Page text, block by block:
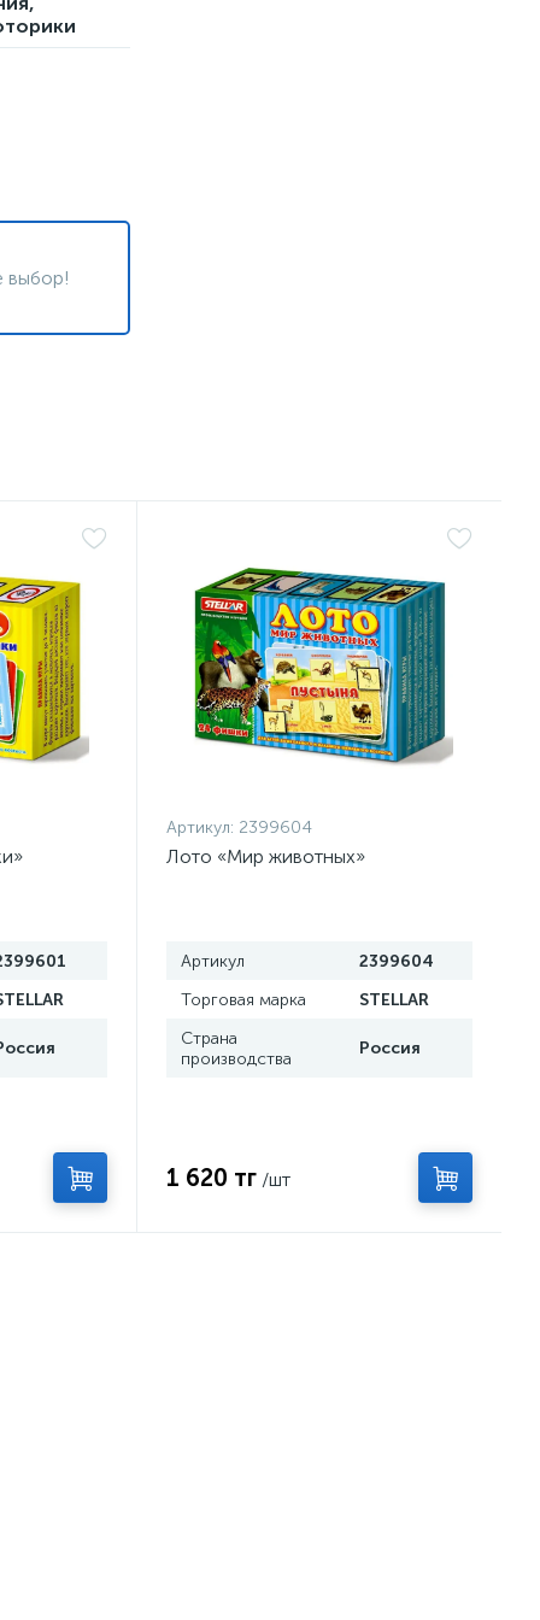
выбор!
Артикул: 2399604
Лото «Мир животных»
Артикул
2399604
Торговая марка
STELLAR
Страна
производства
Россия
1 620 тг /шт